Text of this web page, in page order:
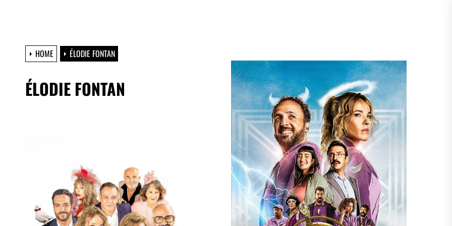
HOME ÉLODIE FONTAN
ÉLODIE FONTAN